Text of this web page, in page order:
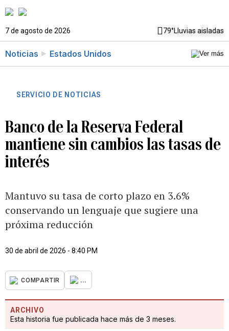
7 de agosto de 2026 79°Lluvias aisladas
Noticias Estados Unidos
SERVICIO DE NOTICIAS
Banco de la Reserva Federal
mantiene sin cambios las tasas de
interés
Mantuvo su tasa de corto plazo en 3.6%
conservando un lenguaje que sugiere una
próxima reducción
30 de abril de 2026 - 8:40 PM
COMPARTIR ...
ARCHIVO
Esta historia fue publicada hace más de 3 meses.